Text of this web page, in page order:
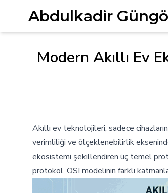
Abdulkadir
Modern Akıllı Ev
Akıllı ev teknolojileri, sadece
verimliliği ve ölçeklenebilirlik
ekosistemi şekillendiren üç temel
protokol, OSI modelinin farklı